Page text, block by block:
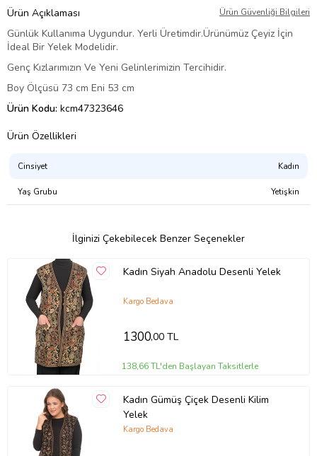
Ürün Açıklaması Ürün Güvenliği Bilgileri
Günlük Kullanıma Uygundur. Yerli Üretimdir.Ürünümüz Çeyiz İçin
İdeal Bir Yelek Modelidir.
Genç Kızlarımızın Ve Yeni Gelinlerimizin Tercihidir.
Boy Ölçüsü 73 cm Eni 53 cm
Ürün Kodu: kcm47323646
Ürün Özellikleri
Cinsiyet Kadın
Yaş Grubu Yetişkin
İlginizi Çekebilecek Benzer Seçenekler
Kadın Siyah Anadolu Desenli Yelek
Kargo Bedava
1300,00 TL
138,66 TL'den Başlayan Taksitlerle
Kadın Gümüş Çiçek Desenli Kilim
Yelek
Kargo Bedava